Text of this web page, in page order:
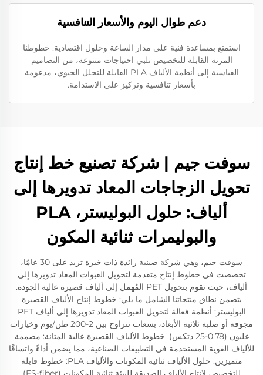
دعم طوال اليوم والأسعار التنافسية
استمتع بمساعدة فنية على مدار الساعة وحلول اقتصادية. خطوطنا
المرنة القابلة للتخصيص تلبي احتياجات متنوعة، من التصاميم
القياسية إلى أنظمة الألياف PLA القابلة للتحلل الحيوي، مدعومة
بأسعار تنافسية وتركيز على الاستدامة.
سوفت جيم | شركة تصنيع خط إنتاج
تحويل الزجاجات المعاد تدويرها إلى
ألياف: حلول البوليستر، PLA
والبوليمرات ثنائية المكون
سوفت جيم، وهي شركة صينية رائدة ذات خبرة تزيد على 30 عامًا،
تخصصت في خطوط إنتاج متقدمة لتحويل العبوات المعاد تدويرها إلى
ألياف، حيث تقوم بتحويل PET المُهمل إلى ألياف قصيرة عالية الجودة.
يتضمن نطاق منتجاتنا الشامل ما يلي: خطوط إنتاج الألياف القصيرة
البوليستر: أنظمة فعالة لتحويل العبوات المعاد تدويرها إلى ألياف PET
مجوفة أو صلبة ثلاثية الأبعاد، بسعات تتراوح بين 2-200 طن/يوم وخيارات
غليون (0.78-25 دتكس). خطوط الألياف القصيرة عالية المتانة: مصممة
للألياف القوية المستخدمة في التطبيقات الصناعية، مما يضمن أداءً واتساقًا
متميزين. حلول الألياف ثنائية المكونات والألياف PLA: خطوط قابلة